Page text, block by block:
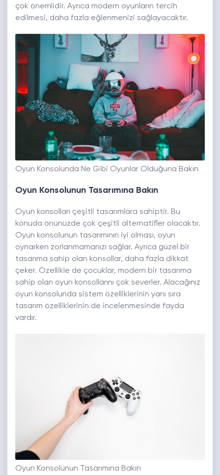
çok önemlidir. Ayrıca modern oyunların tercih
edilmesi, daha fazla eğlenmenizi sağlayacaktır.
Oyun Konsolunda Ne Gibi Oyunlar Olduğuna Bakın
Oyun Konsolunun Tasarımına Bakın
Oyun konsolları çeşitli tasarımlara sahiptir. Bu
konuda önünüzde çok çeşitli alternatifler olacaktır.
Oyun konsolunun tasarımının iyi olması, oyun
oynarken zorlanmamanızı sağlar. Ayrıca güzel bir
tasarıma sahip olan konsollar, daha fazla dikkat
çeker. Özellikle de çocuklar, modern bir tasarıma
sahip olan oyun konsollarını çok severler. Alacağınız
oyun konsolunda sistem özelliklerinin yanı sıra
tasarım özelliklerinin de incelenmesinde fayda
vardır.
Oyun Konsolunun Tasarımına Bakın